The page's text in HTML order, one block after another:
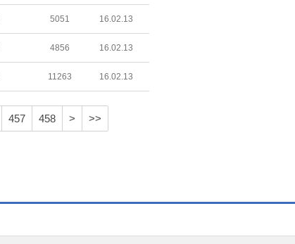
5051 16.02.13
4856 16.02.13
11263 16.02.13
457 458 > >>